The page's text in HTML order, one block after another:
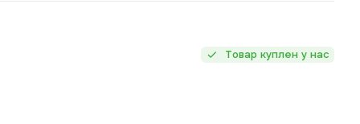
Товар куплен у нас